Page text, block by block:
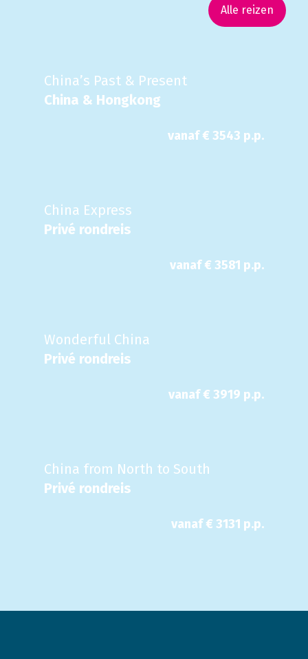
Alle reizen
China’s Past & Present
China & Hongkong
vanaf € 3543 p.p.
China Express
Privé rondreis
vanaf € 3581 p.p.
Wonderful China
Privé rondreis
vanaf € 3919 p.p.
China from North to South
Privé rondreis
vanaf € 3131 p.p.